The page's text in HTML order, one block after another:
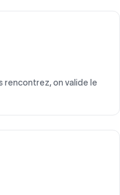
rencontrez, on valide le